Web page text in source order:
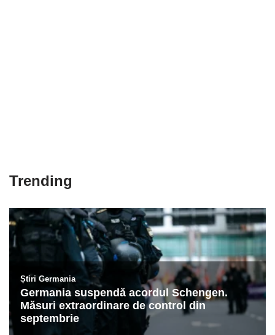
Trending